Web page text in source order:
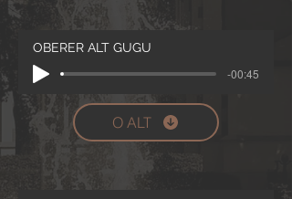
OBERER ALT GUGU
-00:45
O ALT